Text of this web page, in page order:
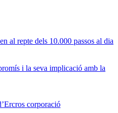
al repte dels 10.000 passos al dia
i la seva implicació amb la
corporació